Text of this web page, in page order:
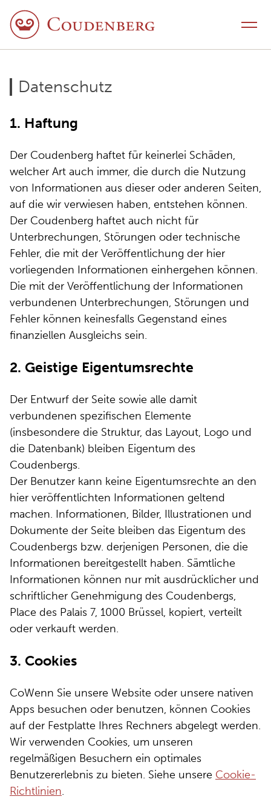
Datenschutz
1. Haftung
Der Coudenberg haftet für keinerlei Schäden,
welcher Art auch immer, die durch die Nutzung
von Informationen aus dieser oder anderen Seiten,
auf die wir verwiesen haben, entstehen können.
Der Coudenberg haftet auch nicht für
Unterbrechungen, Störungen oder technische
Fehler, die mit der Veröffentlichung der hier
vorliegenden Informationen einhergehen können.
Die mit der Veröffentlichung der Informationen
verbundenen Unterbrechungen, Störungen und
Fehler können keinesfalls Gegenstand eines
finanziellen Ausgleichs sein.
2. Geistige Eigentumsrechte
Der Entwurf der Seite sowie alle damit
verbundenen spezifischen Elemente
(insbesondere die Struktur, das Layout, Logo und
die Datenbank) bleiben Eigentum des
Coudenbergs.
Der Benutzer kann keine Eigentumsrechte an den
hier veröffentlichten Informationen geltend
machen. Informationen, Bilder, Illustrationen und
Dokumente der Seite bleiben das Eigentum des
Coudenbergs bzw. derjenigen Personen, die die
Informationen bereitgestellt haben. Sämtliche
Informationen können nur mit ausdrücklicher und
schriftlicher Genehmigung des Coudenbergs,
Place des Palais 7, 1000 Brüssel, kopiert, verteilt
oder verkauft werden.
3. Cookies
CoWenn Sie unsere Website oder unsere nativen
Apps besuchen oder benutzen, können Cookies
auf der Festplatte Ihres Rechners abgelegt werden.
Wir verwenden Cookies, um unseren
regelmäßigen Besuchern ein optimales
Benutzererlebnis zu bieten. Siehe unsere Cookie-
Richtlinien.